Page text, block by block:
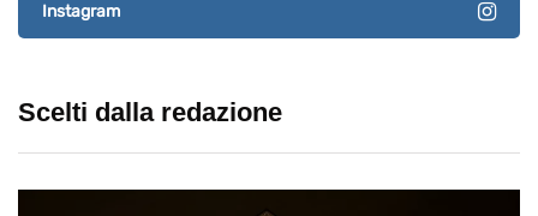
Instagram
Scelti dalla redazione